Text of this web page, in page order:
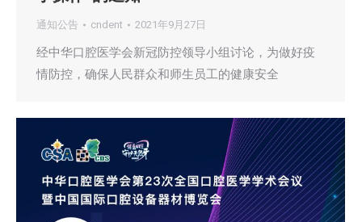
通知公告 cndent 2021年9月27日
经中华口腔医学会新冠防控领导小组讨论，为做好疫
情防控，确保人民群众和师生员工的健康安全